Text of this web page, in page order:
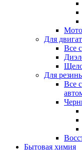
Для
Все
Для
Все
Бытовая химия